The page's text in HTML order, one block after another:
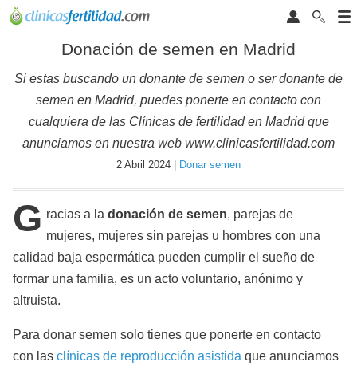
Donación de semen en Madrid
Si estas buscando un donante de semen o ser donante de
semen en Madrid, puedes ponerte en contacto con
cualquiera de las Clínicas de fertilidad en Madrid que
anunciamos en nuestra web www.clinicasfertilidad.com
2 Abril 2024 | Donar semen
G racias a la donación de semen, parejas de
mujeres, mujeres sin parejas u hombres con una
calidad baja espermática pueden cumplir el sueño de
formar una familia, es un acto voluntario, anónimo y
altruista.
Para donar semen solo tienes que ponerte en contacto
con las clínicas de reproducción asistida que anunciamos